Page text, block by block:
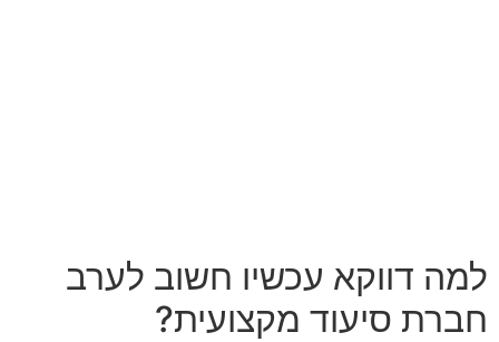
למה דווקא עכשיו חשוב לערב
חברת סיעוד מקצועית?